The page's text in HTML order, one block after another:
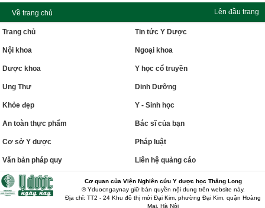
Về trang chủ Lên đầu trang
Trang chủ Tin tức Y Dược
Nội khoa Ngoại khoa
Dược khoa Y học cổ truyền
Ung Thư Dinh Dưỡng
Khỏe đẹp Y - Sinh học
An toàn thực phẩm Bác sĩ của bạn
Cơ sở Y dược Pháp luật
Văn bản pháp quy Liên hệ quảng cáo
Cơ quan của Viện Nghiên cứu Y dược học Thăng Long
® Yduocngaynay giữ bản quyền nội dung trên website này.
Địa chỉ: TT2 - 24 Khu đô thị mới Đại Kim, phường Đại Kim, quận Hoàng
Mai, Hà Nội